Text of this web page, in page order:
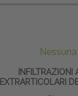
INFILTRAZIONI
EXTRARTICOLARI